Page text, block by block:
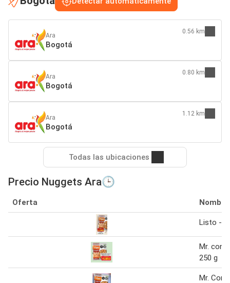
Ara
Bogotá
0.56 km
Ara
Bogotá
0.80 km
Ara
Bogotá
1.12 km
Todas las ubicaciones
Precio Nuggets Ara🕒
Oferta Nombre
Listo -
Mr.
250 g
Mr.